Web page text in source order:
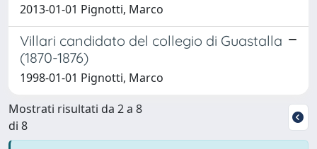
2013-01-01 Pignotti, Marco
Villari candidato del collegio di Guastalla
(1870-1876)
1998-01-01 Pignotti, Marco
Mostrati risultati da 2 a 8
di 8